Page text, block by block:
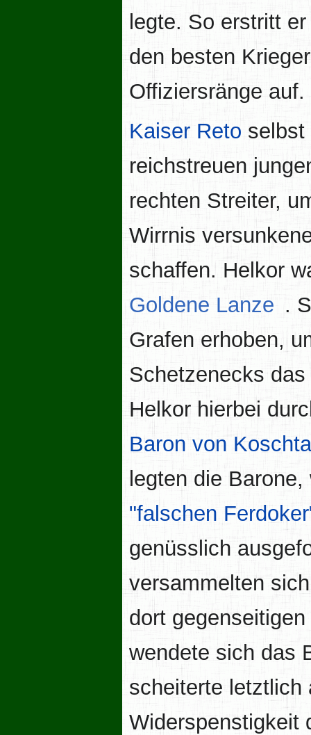
legte. So erstritt
den besten
Offiziersränge auf.
Kaiser Reto selbst
reichstreuen
rechten Streiter,
Wirrnis
schaffen. Helkor
Goldene Lanze .
Grafen erhoben,
Schetzenecks
Helkor hierbei
Baron von
legten die
"falschen
genüsslich
versammelten
dort
wendete sich das
scheiterte letztlich
Widerspenstigkeit